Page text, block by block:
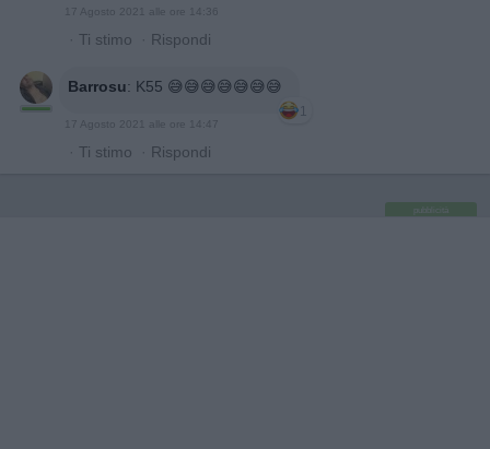
17 Agosto 2021 alle ore 14:36
· Ti stimo · Rispondi
Barrosu: K55 😅😅😅😅😅😅😅
1
17 Agosto 2021 alle ore 14:47
· Ti stimo · Rispondi
pubblicità